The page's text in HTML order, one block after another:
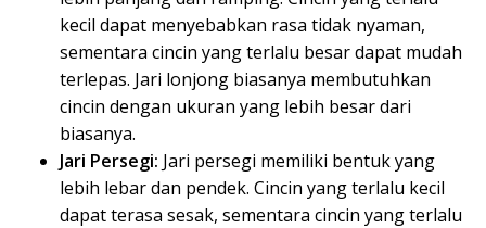
kecil dapat menyebabkan rasa tidak nyaman,
sementara cincin yang terlalu besar dapat mudah
terlepas. Jari lonjong biasanya membutuhkan
cincin dengan ukuran yang lebih besar dari
biasanya.
Jari Persegi: Jari persegi memiliki bentuk yang
lebih lebar dan pendek. Cincin yang terlalu kecil
dapat terasa sesak, sementara cincin yang terlalu